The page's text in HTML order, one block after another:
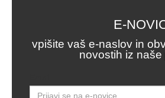
E-
vpišite vaš e-naslov in
novostih iz